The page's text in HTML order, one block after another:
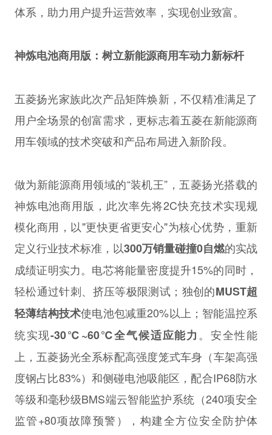
体系，助力用户提升运营效率，实现创业致富。
神炼电池商用版：树立新能源商用车动力新标杆
五菱扬光家族此次产品矩阵焕新，不仅精准满足了
用户全场景的创富需求，更标志着五菱在新能源商
用车领域的技术突破和产品布局进入新阶段。
做为新能源商用领域的“装机王”，五菱扬光搭载的
神炼电池商用版，此次率先将2C快充技术实现规
模化商用，以"更快更省更安心"为核心优势，重新
定义行业技术标准，以300万销量碰撞0自燃的实战
成绩证明实力。电芯将能量密度提升15%的同时，
轻松通过针刺、挤压等极限测试；独创的MUST超
轻薄结构技术使电池包减重20%以上；智能温控系
统实现-30℃~60℃全气候适应能力 。安全性能
上，五菱扬光全系标配高强度笼式车身（车架高强
度钢占比83%）和侧碰电池吸能区，配合IP68防水
等级和毫秒级BMS端云智能监护系统（240项安全
监管+80项故障预警），构建全方位安全防护体